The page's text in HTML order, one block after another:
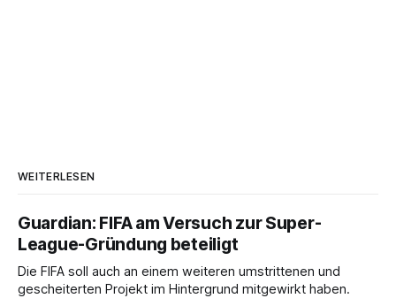
WEITERLESEN
Guardian: FIFA am Versuch zur Super-
League-Gründung beteiligt
Die FIFA soll auch an einem weiteren umstrittenen und
gescheiterten Projekt im Hintergrund mitgewirkt haben.